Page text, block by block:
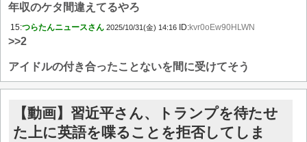
年収のケタ間違えてるやろ
15:つらたんニュースさん 2025/10/31(金) 14:16 ID:kvr0oEw90HLWN
>>2
アイドルの付き合ったことないを間に受けてそう
【動画】習近平さん、トランプを待たせ
た上に英語を喋ることを拒否してしま